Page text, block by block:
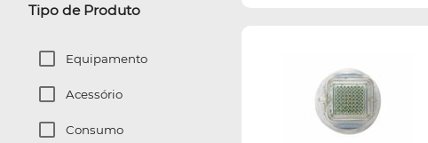
R$ 2.500,00 A R$ 5.000,00
Mais De R$ 5.000,00
Tipo de Produto
Equipamento
Acessório
Consumo